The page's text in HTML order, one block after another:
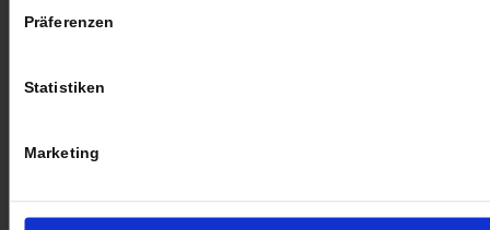
Präferenzen
Statistiken
Marketing